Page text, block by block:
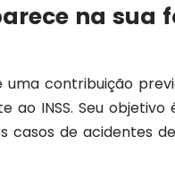
na sua
contribuição
INSS. Seu objetivo
casos de acidentes